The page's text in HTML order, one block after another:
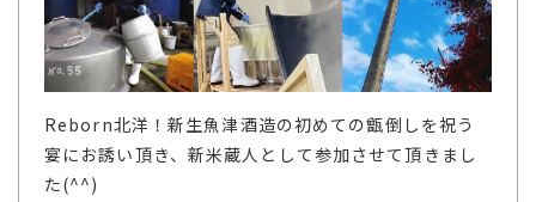
Reborn北洋！新生魚津酒造の初めての甑倒しを祝う
宴にお誘い頂き、新米蔵人として参加させて頂きまし
た(^^)